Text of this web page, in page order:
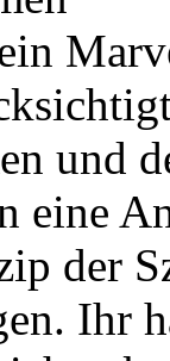
und
eine
der
Ihr